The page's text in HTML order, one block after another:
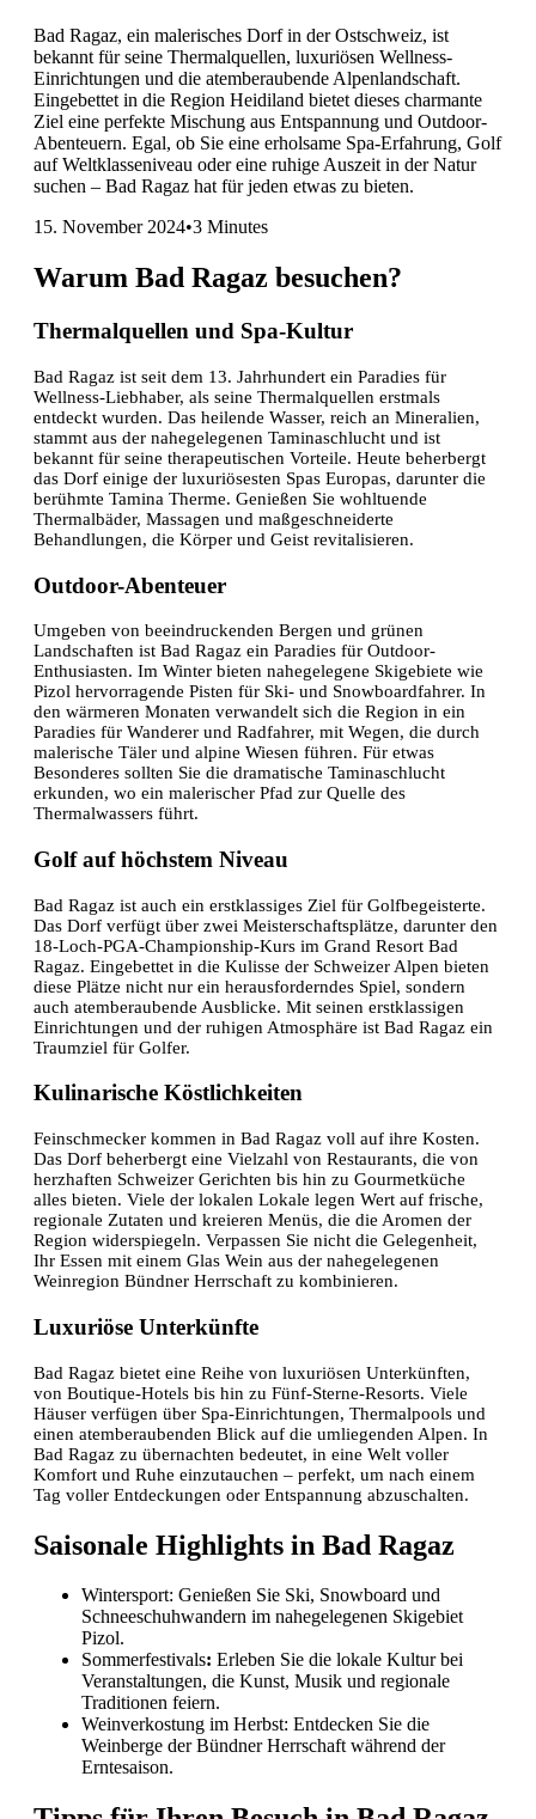
Bad Ragaz, ein malerisches Dorf in der Ostschweiz, ist
bekannt für seine Thermalquellen, luxuriösen Wellness-
Einrichtungen und die atemberaubende Alpenlandschaft.
Eingebettet in die Region Heidiland bietet dieses charmante
Ziel eine perfekte Mischung aus Entspannung und Outdoor-
Abenteuern. Egal, ob Sie eine erholsame Spa-Erfahrung, Golf
auf Weltklasseniveau oder eine ruhige Auszeit in der Natur
suchen – Bad Ragaz hat für jeden etwas zu bieten.
15. November 2024•3 Minutes
Warum Bad Ragaz besuchen?
Thermalquellen und Spa-Kultur
Bad Ragaz ist seit dem 13. Jahrhundert ein Paradies für
Wellness-Liebhaber, als seine Thermalquellen erstmals
entdeckt wurden. Das heilende Wasser, reich an Mineralien,
stammt aus der nahegelegenen Taminaschlucht und ist
bekannt für seine therapeutischen Vorteile. Heute beherbergt
das Dorf einige der luxuriösesten Spas Europas, darunter die
berühmte Tamina Therme. Genießen Sie wohltuende
Thermalbäder, Massagen und maßgeschneiderte
Behandlungen, die Körper und Geist revitalisieren.
Outdoor-Abenteuer
Umgeben von beeindruckenden Bergen und grünen
Landschaften ist Bad Ragaz ein Paradies für Outdoor-
Enthusiasten. Im Winter bieten nahegelegene Skigebiete wie
Pizol hervorragende Pisten für Ski- und Snowboardfahrer. In
den wärmeren Monaten verwandelt sich die Region in ein
Paradies für Wanderer und Radfahrer, mit Wegen, die durch
malerische Täler und alpine Wiesen führen. Für etwas
Besonderes sollten Sie die dramatische Taminaschlucht
erkunden, wo ein malerischer Pfad zur Quelle des
Thermalwassers führt.
Golf auf höchstem Niveau
Bad Ragaz ist auch ein erstklassiges Ziel für Golfbegeisterte.
Das Dorf verfügt über zwei Meisterschaftsplätze, darunter den
18-Loch-PGA-Championship-Kurs im Grand Resort Bad
Ragaz. Eingebettet in die Kulisse der Schweizer Alpen bieten
diese Plätze nicht nur ein herausforderndes Spiel, sondern
auch atemberaubende Ausblicke. Mit seinen erstklassigen
Einrichtungen und der ruhigen Atmosphäre ist Bad Ragaz ein
Traumziel für Golfer.
Kulinarische Köstlichkeiten
Feinschmecker kommen in Bad Ragaz voll auf ihre Kosten.
Das Dorf beherbergt eine Vielzahl von Restaurants, die von
herzhaften Schweizer Gerichten bis hin zu Gourmetküche
alles bieten. Viele der lokalen Lokale legen Wert auf frische,
regionale Zutaten und kreieren Menüs, die die Aromen der
Region widerspiegeln. Verpassen Sie nicht die Gelegenheit,
Ihr Essen mit einem Glas Wein aus der nahegelegenen
Weinregion Bündner Herrschaft zu kombinieren.
Luxuriöse Unterkünfte
Bad Ragaz bietet eine Reihe von luxuriösen Unterkünften,
von Boutique-Hotels bis hin zu Fünf-Sterne-Resorts. Viele
Häuser verfügen über Spa-Einrichtungen, Thermalpools und
einen atemberaubenden Blick auf die umliegenden Alpen. In
Bad Ragaz zu übernachten bedeutet, in eine Welt voller
Komfort und Ruhe einzutauchen – perfekt, um nach einem
Tag voller Entdeckungen oder Entspannung abzuschalten.
Saisonale Highlights in Bad Ragaz
Wintersport: Genießen Sie Ski, Snowboard und
Schneeschuhwandern im nahegelegenen Skigebiet
Pizol.
Sommerfestivals: Erleben Sie die lokale Kultur bei
Veranstaltungen, die Kunst, Musik und regionale
Traditionen feiern.
Weinverkostung im Herbst: Entdecken Sie die
Weinberge der Bündner Herrschaft während der
Erntesaison.